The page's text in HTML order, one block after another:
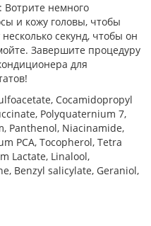
немного
и кожу головы, чтобы
секунд, чтобы он
Завершите процедуру
для
Cocamidopropyl
Polyquaternium 7,
Panthenol, Niacinamide,
PCA, Tocopherol, Tetra
Lactate, Linalool,
Benzyl salicylate, Geraniol,